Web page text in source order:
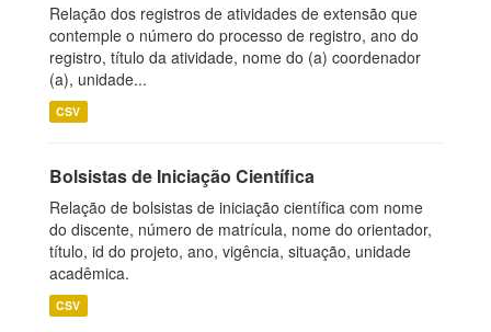
Relação dos registros de atividades de extensão que
contemple o número do processo de registro, ano do
registro, título da atividade, nome do (a) coordenador
(a), unidade...
CSV
Bolsistas de Iniciação Científica
Relação de bolsistas de iniciação científica com nome
do discente, número de matrícula, nome do orientador,
título, id do projeto, ano, vigência, situação, unidade
acadêmica.
CSV